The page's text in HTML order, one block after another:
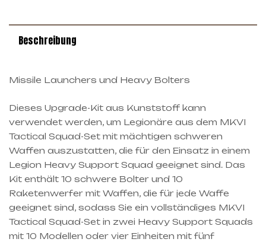
Beschreibung
Missile Launchers und Heavy Bolters
Dieses Upgrade-Kit aus Kunststoff kann
verwendet werden, um Legionäre aus dem MKVI
Tactical Squad-Set mit mächtigen schweren
Waffen auszustatten, die für den Einsatz in einem
Legion Heavy Support Squad geeignet sind. Das
Kit enthält 10 schwere Bolter und 10
Raketenwerfer mit Waffen, die für jede Waffe
geeignet sind, sodass Sie ein vollständiges MKVI
Tactical Squad-Set in zwei Heavy Support Squads
mit 10 Modellen oder vier Einheiten mit fünf